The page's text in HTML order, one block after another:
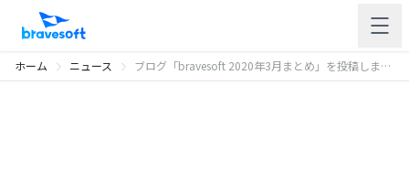
ホーム ニュース ブログ「bravesoft 2020年3月まとめ」を投稿しました